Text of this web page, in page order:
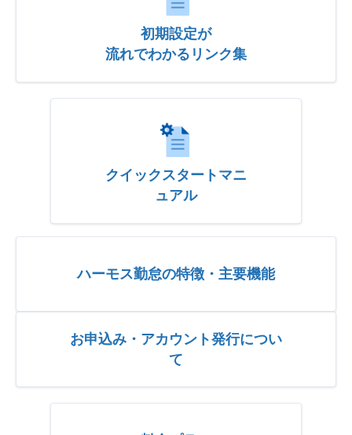
初期設定が
流れでわかるリンク集
クイックスタートマニ
ュアル
ハーモス勤怠の特徴・主要機能
お申込み・アカウント発行につい
て